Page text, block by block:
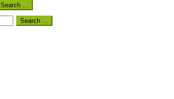
Search …
Search …